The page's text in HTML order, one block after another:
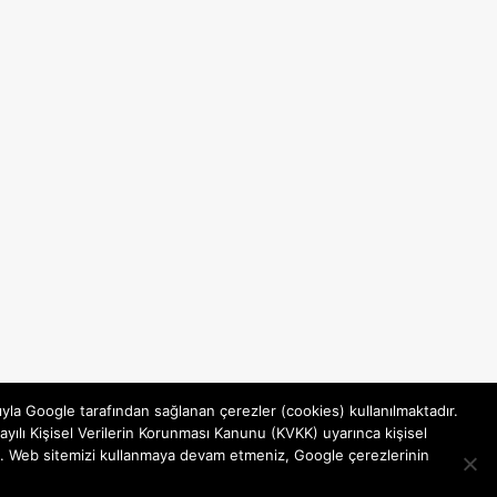
Google tarafından sağlanan çerezler (cookies) kullanılmaktadır.
Kişisel Verilerin Korunması Kanunu (KVKK) uyarınca kişisel
Web sitemizi kullanmaya devam etmeniz, Google çerezlerinin